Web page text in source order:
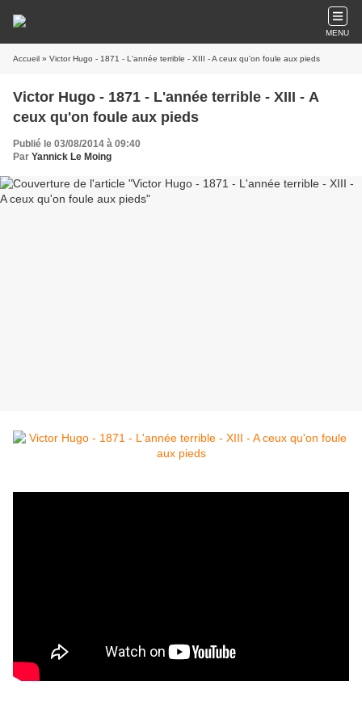
MENU
Accueil » Victor Hugo - 1871 - L'année terrible - XIII - A ceux qu'on foule aux pieds
Victor Hugo - 1871 - L'année terrible - XIII - A
ceux qu'on foule aux pieds
Publié le 03/08/2014 à 09:40
Par Yannick Le Moing